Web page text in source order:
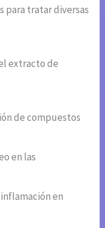
para tratar diversas
extracto de
de compuestos
en las
en